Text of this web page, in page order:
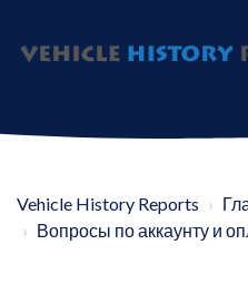
Vehicle History Reports
Вопросы по аккаунту и